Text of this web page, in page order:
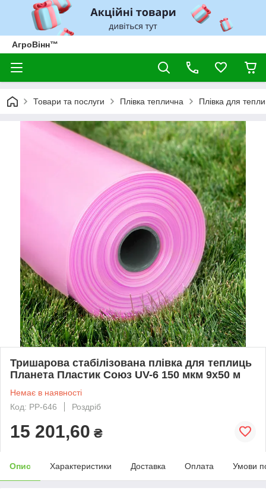
АгроВінн™
Товари та послуги Плівка теплична Плівка для
Тришарова стабілізована плівка для теплиць
Планета Пластик Союз UV-6 150 мкм 9х50 м
Немає в наявності
Код: PP-646
Роздріб
15 201,60 ₴
Опис Характеристики Доставка Оплата Умови